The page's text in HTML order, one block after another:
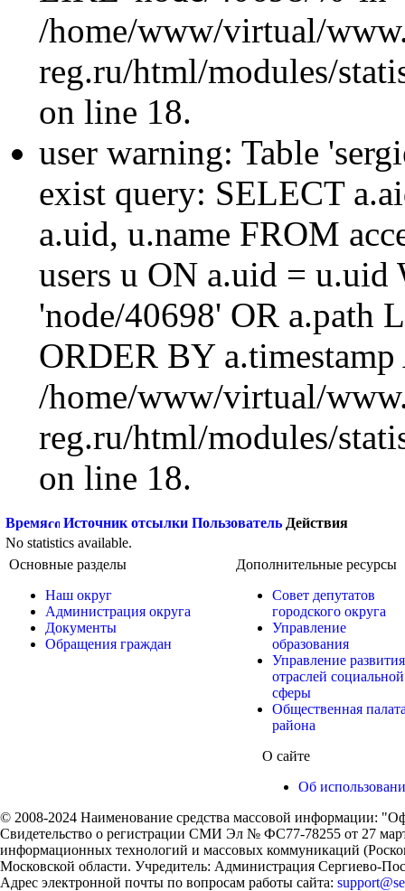
/home/www/virtual/
reg.ru/html/modules/
on line 18.
user warning: Table
exist query: SELECT
a.uid, u.name FROM
users u ON a.uid = u.uid
'node/40698' OR a.path
ORDER BY
/home/www/virtual/
reg.ru/html/modules/
on line 18.
Время Источник отсылки Пользователь Действия
No statistics available.
Основные разделы
Наш округ
Администрация округа
Документы
Обращения граждан
Дополнительные ресурсы
Совет депутатов
городского округа
Управление
образования
Управление развития
отраслей социальной
сферы
Общественная
района
О сайте
Об
© 2008-2024 Наименование средства массовой информации:
Свидетельство о регистрации СМИ Эл № ФС77-78255 от 27
информационных технологий и массовых коммуникаций
Московской области. Учредитель: Администрация Сергиево-
Адрес электронной почты по вопросам работы сайта: